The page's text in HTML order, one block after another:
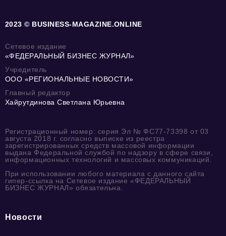
2023 © BUSINESS-MAGAZINE.ONLINE
Сетевое издание
«ФЕДЕРАЛЬНЫЙ БИЗНЕС ЖУРНАЛ»
Учредитель
ООО «РЕГИОНАЛЬНЫЕ НОВОСТИ»
Главный редактор
Хайрутдинова Светлана Юрьевна
Регистрационный номер: серия Эл № ФС77-73398 от 03
августа 2018 г. согласно выписке из реестра
зарегистрированных средств массовой информации
выдана Федеральной службой по надзору в сфере связи,
информационных технологий и массовых коммуникаций.
При использовании любого материала с данного сайта
гипер-ссылка на Сетевое издание «ФЕДЕРАЛЬНЫЙ
БИЗНЕС ЖУРНАЛ» обязательна.
Новости